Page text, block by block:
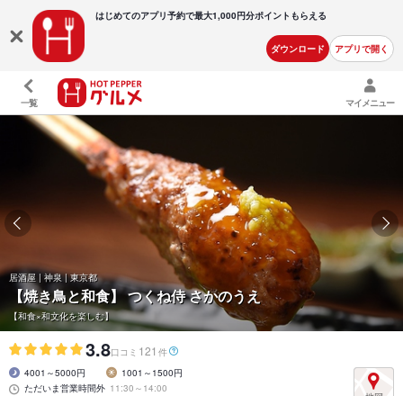
はじめてのアプリ予約で最大1,000円分ポイントもらえる
ダウンロード アプリで開く
一覧 マイメニュー
居酒屋 | 神泉 | 東京都
【焼き鳥と和食】 つくね侍 さかのうえ
【和食×和文化を楽しむ】
3.8口コミ 121 件
4001～5000円
1001～1500円
ただいま営業時間外 11:30～14:00